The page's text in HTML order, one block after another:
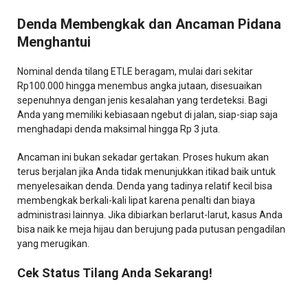
Denda Membengkak dan Ancaman Pidana
Menghantui
Nominal denda tilang ETLE beragam, mulai dari sekitar
Rp100.000 hingga menembus angka jutaan, disesuaikan
sepenuhnya dengan jenis kesalahan yang terdeteksi. Bagi
Anda yang memiliki kebiasaan ngebut di jalan, siap-siap saja
menghadapi denda maksimal hingga Rp 3 juta.
Ancaman ini bukan sekadar gertakan. Proses hukum akan
terus berjalan jika Anda tidak menunjukkan itikad baik untuk
menyelesaikan denda. Denda yang tadinya relatif kecil bisa
membengkak berkali-kali lipat karena penalti dan biaya
administrasi lainnya. Jika dibiarkan berlarut-larut, kasus Anda
bisa naik ke meja hijau dan berujung pada putusan pengadilan
yang merugikan.
Cek Status Tilang Anda Sekarang!